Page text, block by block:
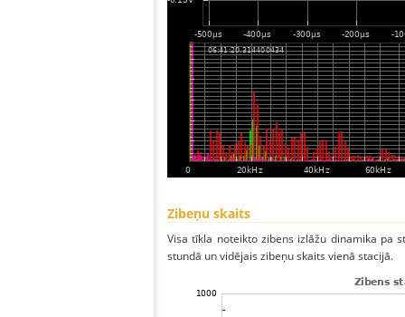
Zibeņu skaits
Visa tīkla noteikto zibens izlāžu dinamika pa
stundā un vidējais zibeņu skaits vienā stacijā.